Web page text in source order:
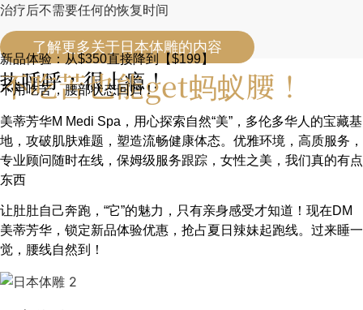
治疗后不需要任何的恢复时间
了解更多关于日本体雕的内容
热呼呼，很上瘾！
不吃苦也能get蚂蚁腰！
新品体验：从$350直接降到【$199】
不用吃苦，腰部状态回归！
美蒂芳华M Medi Spa，用心探索自然“美”，多伦多华人的宝藏基
地，攻破肌肤难题，塑造流畅健康体态。优雅环境，高质服务，
专业顾问随时在线，保姆级服务跟踪，女性之美，我们真的有点
东西
让肚肚自己奔跑，“它”的魅力，只有亲身感受才知道！现在DM
美蒂芳华，锁定新品体验优惠，抢占夏日辣妹起跑线。过来睡一
觉，腰线自然到！